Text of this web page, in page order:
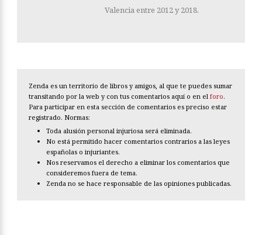
Valencia entre 2012 y 2018.
Zenda es un territorio de libros y amigos, al que te puedes sumar
transitando por la web y con tus comentarios aquí o en el foro.
Para participar en esta sección de comentarios es preciso estar
registrado. Normas:
Toda alusión personal injuriosa será eliminada.
No está permitido hacer comentarios contrarios a las leyes
españolas o injuriantes.
Nos reservamos el derecho a eliminar los comentarios que
consideremos fuera de tema.
Zenda no se hace responsable de las opiniones publicadas.